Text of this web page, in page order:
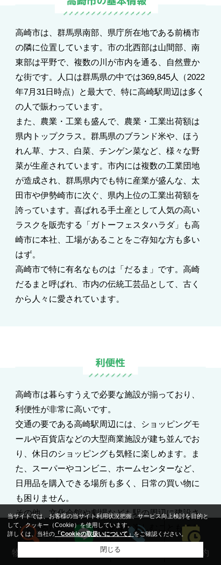
高崎市は、群馬県南部、県庁所在地である前橋市
の隣に位置しています。市の北西部は山間部、南
東部は平野で、複数の川が市内を通る、自然豊か
な街です。人口は群馬県の中では369,845人（2022
年7月31日時点）と最大で、特に高崎駅周辺は多く
の人で賑わっています。
また、農業・工業も盛んで、農業・工業出荷額は
県内トップクラス。群馬県のブランド米や、ほう
れん草、ナス、白菜、チンゲン菜など、様々な野
菜が生産されています。市内には複数の工業団地
が造成され、群馬県内でも特に産業が盛んな、太
田市や伊勢崎市に次ぐ、県内上位の工業出荷額を
誇っています。喜ばれる手土産として人気の高い
ラスクを販売する「ガトーフェスタハラダ」も高
崎市に本社、工場があることをご存知な方も多い
はず。
高崎市で特に有名なものは「だるま」です。高崎
だるまと呼ばれ、市内の伝統工芸品として、古く
から人々に愛されています。
高崎市は暮らすうえで必要な施設が揃っており、
利便性が非常に高いです。
交通の要である高崎駅周辺には、ショッピングモ
ールや百貨店などの大型商業施設が建ち並んでお
り、休日のショッピングも気軽に楽しめます。ま
た、スーパーやコンビニ、ホームセンターなど、
日用品を購入できる場所も多く、日常の買い物に
も困りません。
その他、文化会館や劇場なども駅の周辺に建設さ
れているため、文化的な趣味を楽しむこともでき
ます。
物件検索 LINEする 来店予約
当サイトでは、お客様の当サイト利用状況把握、サービス向上検討を目的と
して、クッキー（Cookie）を使用しています。
詳しくは、当社の 「Cookieの取扱いについて」をご確認ください。
閉じる